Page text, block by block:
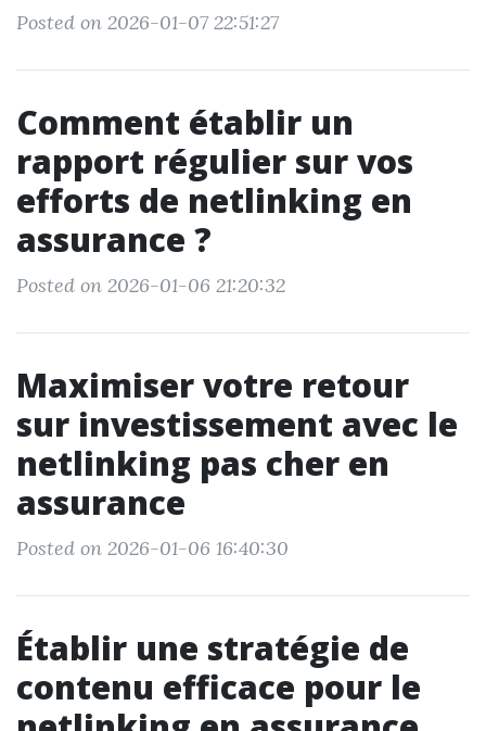
Posted on 2026-01-07 22:51:27
Comment établir un
rapport régulier sur vos
efforts de netlinking en
assurance ?
Posted on 2026-01-06 21:20:32
Maximiser votre retour
sur investissement avec le
netlinking pas cher en
assurance
Posted on 2026-01-06 16:40:30
Établir une stratégie de
contenu efficace pour le